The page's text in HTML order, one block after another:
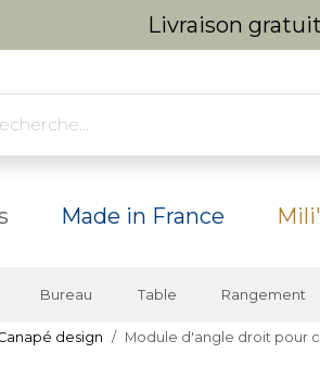
Livraison
Made in France
Bureau Table Rangement
design Module d'angle droit pour